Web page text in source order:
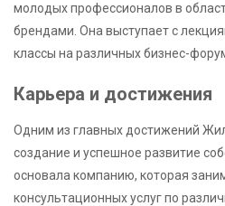
молодых профессионалов в
брендами. Она выступает с
классы на различных бизнес-
Карьера и достижения
Одним из главных достижений
создание и успешное развитие
основала компанию, которая
консультационных услуг по